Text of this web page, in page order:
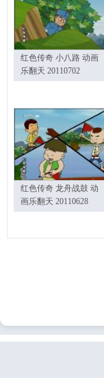
红色传奇 小八路 动画
乐翻天 20110702
红色传奇 龙舟战鼓 动
画乐翻天 20110628